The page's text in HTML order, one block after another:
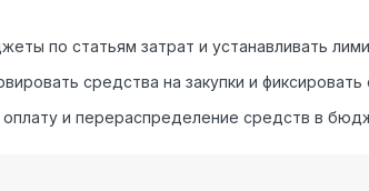
по статьям затрат и устанавливать
средства на закупки и фиксировать
оплату и перераспределение средств в